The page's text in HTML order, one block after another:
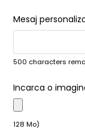
Mesaj
500 characters
Incarca o
128 Mo)